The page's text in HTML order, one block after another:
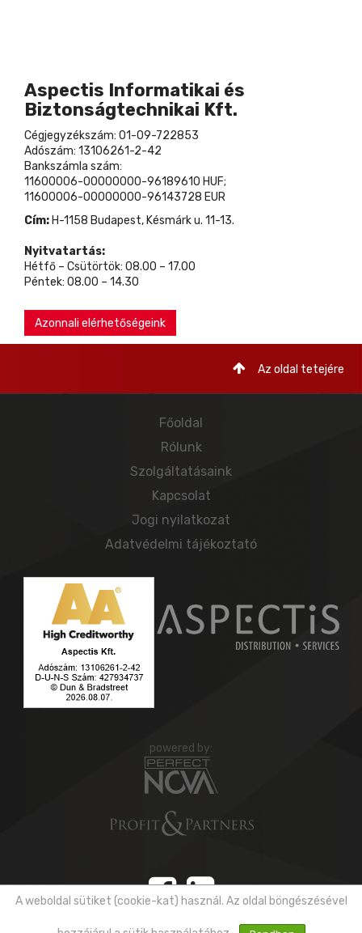
Aspectis Informatikai és
Biztonságtechnikai Kft.
Cégjegyzékszám: 01-09-722853
Adószám: 13106261-2-42
Bankszámla szám:
11600006-00000000-96189610 HUF;
11600006-00000000-96143728 EUR
Cím: H-1158 Budapest, Késmárk u. 11-13.
Nyitvatartás:
Hétfő – Csütörtök: 08.00 – 17.00
Péntek: 08.00 – 14.30
Azonnali elérhetőségeink
Az oldal tetejére
Főoldal
Rólunk
Szolgáltatásaink
Kapcsolat
Jogi nyilatkozat
Adatvédelmi tájékoztató
powered by:
A weboldal sütiket (cookie-kat) használ. Az oldal böngészésével